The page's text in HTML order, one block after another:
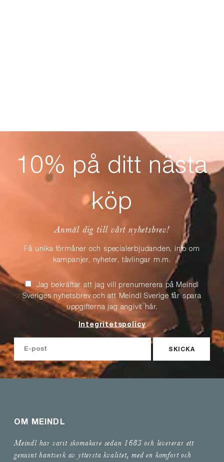
10% på ditt nästa
köp
Anmäl dig till vårt nyhetsbrev!
Få unika förmåner och specialerbjudanden, info om
kampanjer, nyheter, tävlingar m.m.
Jag bekräftar att jag vill prenumerera på Meindl
Sveriges nyhetsbrev och att Meindl Sverige får spara
uppgifterna jag angivit här.
Integritetspolicy
SKICKA
OM MEINDL
Meindl har varit skomakare sedan 1683 och levererar ett
genuint hantverk av yttersta kvalitet, med en komfort och